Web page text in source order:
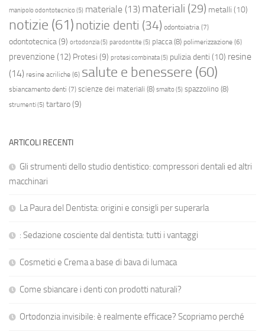
manipolo odontotecnico(5) materiale (13) materiali (29) metalli (10)
notizie (61) notizie denti (34) odontoiatria (7)
odontotecnica (9) ortodonzia(5) parodontite (5) placca (8) polimerizzazione (6)
prevenzione (12) Protesi (9) protesi combinata(5) pulizia denti (10) resine
(14) resine acriliche (6) salute e benessere (60)
sbiancamento denti (7) scienze dei materiali (8) smalto(5) spazzolino (8)
strumenti(5) tartaro(9)
ARTICOLI RECENTI
Gli strumenti dello studio dentistico: compressori dentali ed altri
macchinari
La Paura del Dentista: origini e consigli per superarla
: Sedazione cosciente dal dentista: tutti i vantaggi
Cosmetici e Crema a base di bava di lumaca
Come sbiancare i denti con prodotti naturali?
Ortodonzia invisibile: è realmente efficace? Scopriamo perché